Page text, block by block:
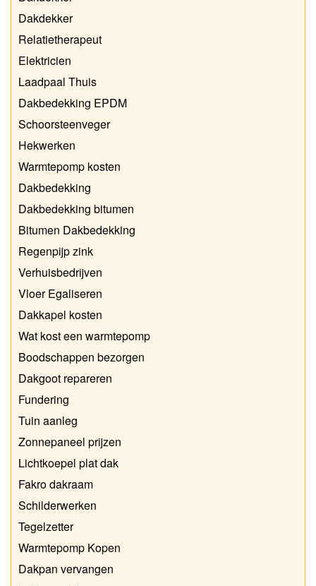
Dakdekker
Relatietherapeut
Elektricien
Laadpaal Thuis
Dakbedekking EPDM
Schoorsteenveger
Hekwerken
Warmtepomp kosten
Dakbedekking
Dakbedekking bitumen
Bitumen Dakbedekking
Regenpijp zink
Verhuisbedrijven
Vloer Egaliseren
Dakkapel kosten
Wat kost een warmtepomp
Boodschappen bezorgen
Dakgoot repareren
Fundering
Tuin aanleg
Zonnepaneel prijzen
Lichtkoepel plat dak
Fakro dakraam
Schilderwerken
Tegelzetter
Warmtepomp Kopen
Dakpan vervangen